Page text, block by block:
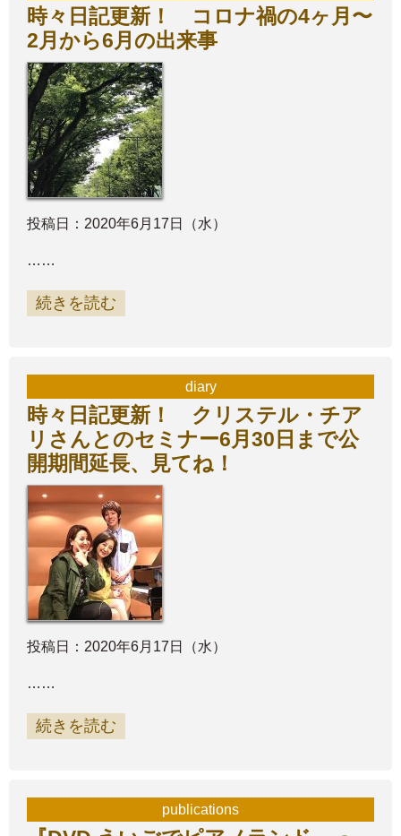
時々日記更新！ コロナ禍の4ヶ月〜
2月から6月の出来事
投稿日：2020年6月17日（水）
……
続きを読む
diary
時々日記更新！ クリステル・チア
リさんとのセミナー6月30日まで公
開期間延長、見てね！
投稿日：2020年6月17日（水）
……
続きを読む
publications